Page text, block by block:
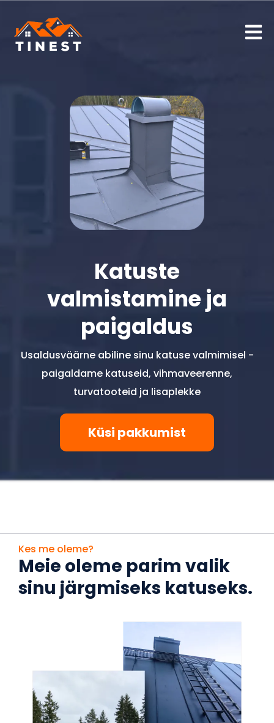
Katuste
valmistamine ja
paigaldus
Usaldusväärne abiline sinu katuse valmimisel -
paigaldame katuseid, vihmaveerenne,
turvatooteid ja lisaplekke
Küsi pakkumist
Kes me oleme?
Meie oleme parim valik
sinu järgmiseks katuseks.